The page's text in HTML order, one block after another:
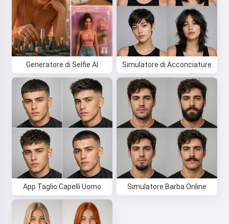
Generatore di Selfie AI Simulatore di Acconciature
App Taglio Capelli Uomo Simulatore Barba Online